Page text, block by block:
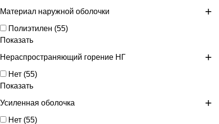
Материал наружной оболочки
Полиэтилен (55)
Показать
Нераспространяющий горение НГ
Нет (55)
Показать
Усиленная оболочка
Нет (55)